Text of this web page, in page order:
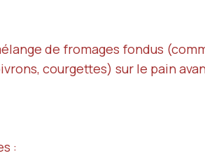
de fromages fondus
courgettes) sur le pain
: